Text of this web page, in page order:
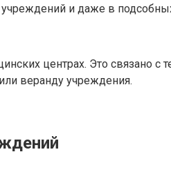
учреждений и даже в
центрах. Это связано
веранду учреждения.